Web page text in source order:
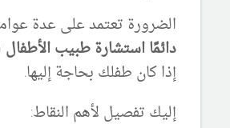
الضرورة تعتمد على عدة
دائمًا استشارة طبيب الأطفال
إذا كان طفلك بحاجة إليها.
إليك تفصيل لأهم النقاط: